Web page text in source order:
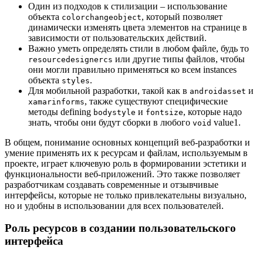
Один из подходов к стилизации – использование
объекта colorchangeobject, который позволяет
динамически изменять цвета элементов на странице в
зависимости от пользовательских действий.
Важно уметь определять стили в любом файле, будь то
resourcedesignercs или другие типы файлов, чтобы
они могли правильно применяться ко всем instances
объекта styles.
Для мобильной разработки, такой как в androidasset и
xamarinforms, также существуют специфические
методы defining bodystyle и fontsize, которые надо
знать, чтобы они будут сборки в любого void value1.
В общем, понимание основных концепций веб-разработки и
умение применять их к ресурсам и файлам, используемым в
проекте, играет ключевую роль в формировании эстетики и
функциональности веб-приложений. Это также позволяет
разработчикам создавать современные и отзывчивые
интерфейсы, которые не только привлекательны визуально,
но и удобны в использовании для всех пользователей.
Роль ресурсов в создании пользовательского
интерфейса